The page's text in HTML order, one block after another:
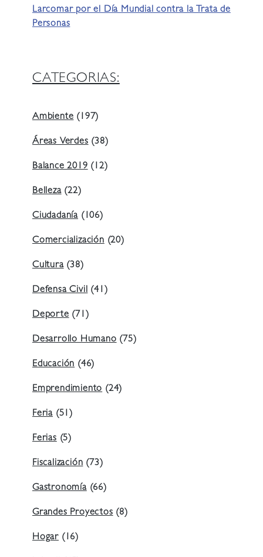
Larcomar por el Día Mundial contra la Trata de
Personas
CATEGORIAS:
Ambiente(197)
Áreas Verdes(38)
Balance 2019(12)
Belleza(22)
Ciudadanía (106)
Comercialización(20)
Cultura(38)
Defensa Civil(41)
Deporte(71)
Desarrollo Humano(75)
Educación(46)
Emprendimiento(24)
Feria (51)
Ferias(5)
Fiscalización(73)
Gastronomía(66)
Grandes Proyectos(8)
Hogar (16)